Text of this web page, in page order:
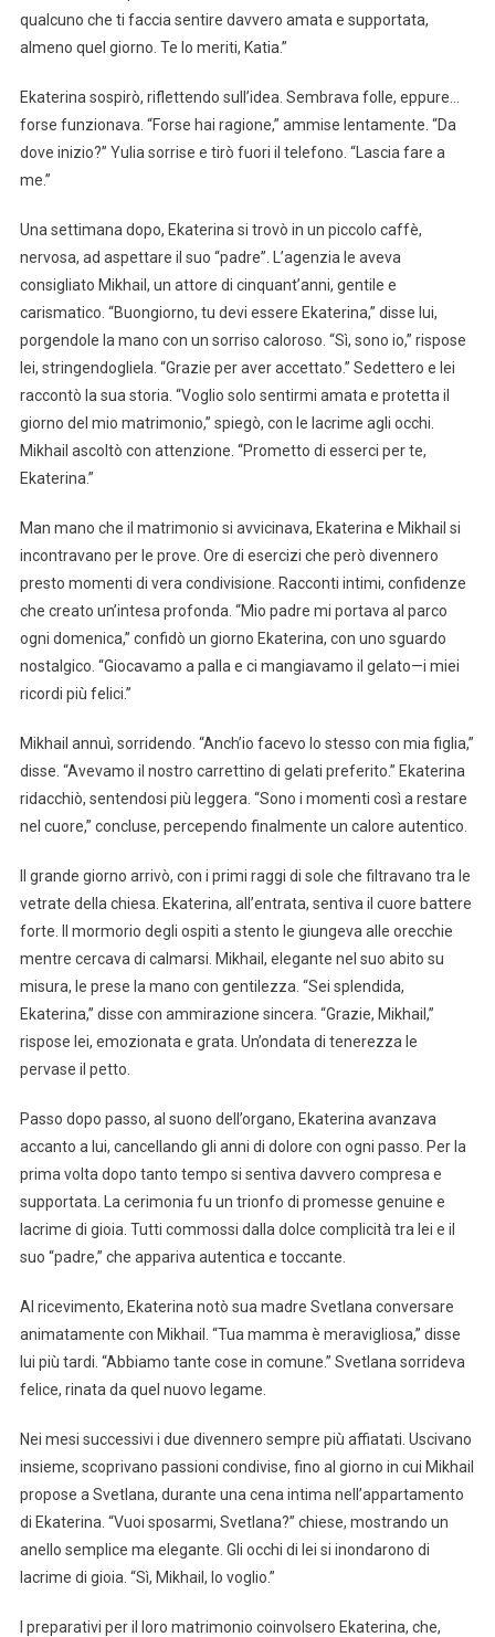
qualcuno che ti faccia sentire davvero amata e supportata,
almeno quel giorno. Te lo meriti, Katia.”
Ekaterina sospirò, riflettendo sull’idea. Sembrava folle, eppure…
forse funzionava. “Forse hai ragione,” ammise lentamente. “Da
dove inizio?” Yulia sorrise e tirò fuori il telefono. “Lascia fare a
me.”
Una settimana dopo, Ekaterina si trovò in un piccolo caffè,
nervosa, ad aspettare il suo “padre”. L’agenzia le aveva
consigliato Mikhail, un attore di cinquant’anni, gentile e
carismatico. “Buongiorno, tu devi essere Ekaterina,” disse lui,
porgendole la mano con un sorriso caloroso. “Sì, sono io,” rispose
lei, stringendogliela. “Grazie per aver accettato.” Sedettero e lei
raccontò la sua storia. “Voglio solo sentirmi amata e protetta il
giorno del mio matrimonio,” spiegò, con le lacrime agli occhi.
Mikhail ascoltò con attenzione. “Prometto di esserci per te,
Ekaterina.”
Man mano che il matrimonio si avvicinava, Ekaterina e Mikhail si
incontravano per le prove. Ore di esercizi che però divennero
presto momenti di vera condivisione. Racconti intimi, confidenze
che creato un’intesa profonda. “Mio padre mi portava al parco
ogni domenica,” confidò un giorno Ekaterina, con uno sguardo
nostalgico. “Giocavamo a palla e ci mangiavamo il gelato—i miei
ricordi più felici.”
Mikhail annuì, sorridendo. “Anch’io facevo lo stesso con mia figlia,”
disse. “Avevamo il nostro carrettino di gelati preferito.” Ekaterina
ridacchiò, sentendosi più leggera. “Sono i momenti così a restare
nel cuore,” concluse, percependo finalmente un calore autentico.
Il grande giorno arrivò, con i primi raggi di sole che filtravano tra le
vetrate della chiesa. Ekaterina, all’entrata, sentiva il cuore battere
forte. Il mormorio degli ospiti a stento le giungeva alle orecchie
mentre cercava di calmarsi. Mikhail, elegante nel suo abito su
misura, le prese la mano con gentilezza. “Sei splendida,
Ekaterina,” disse con ammirazione sincera. “Grazie, Mikhail,”
rispose lei, emozionata e grata. Un’ondata di tenerezza le
pervase il petto.
Passo dopo passo, al suono dell’organo, Ekaterina avanzava
accanto a lui, cancellando gli anni di dolore con ogni passo. Per la
prima volta dopo tanto tempo si sentiva davvero compresa e
supportata. La cerimonia fu un trionfo di promesse genuine e
lacrime di gioia. Tutti commossi dalla dolce complicità tra lei e il
suo “padre,” che appariva autentica e toccante.
Al ricevimento, Ekaterina notò sua madre Svetlana conversare
animatamente con Mikhail. “Tua mamma è meravigliosa,” disse
lui più tardi. “Abbiamo tante cose in comune.” Svetlana sorrideva
felice, rinata da quel nuovo legame.
Nei mesi successivi i due divennero sempre più affiatati. Uscivano
insieme, scoprivano passioni condivise, fino al giorno in cui Mikhail
propose a Svetlana, durante una cena intima nell’appartamento
di Ekaterina. “Vuoi sposarmi, Svetlana?” chiese, mostrando un
anello semplice ma elegante. Gli occhi di lei si inondarono di
lacrime di gioia. “Sì, Mikhail, lo voglio.”
I preparativi per il loro matrimonio coinvolsero Ekaterina, che,